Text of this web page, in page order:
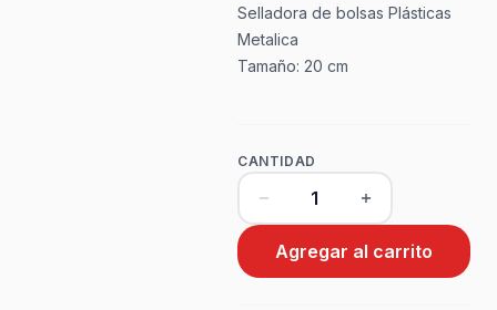
Selladora de bolsas Plásticas
Metalica
Tamaño: 20 cm
CANTIDAD
Agregar al carrito